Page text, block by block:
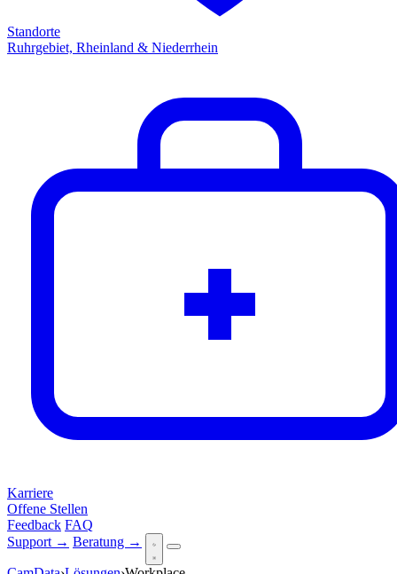
Standorte
Ruhrgebiet, Rheinland & Niederrhein
Karriere
Offene Stellen
Feedback FAQ
Support → Beratung →